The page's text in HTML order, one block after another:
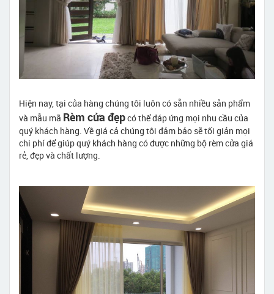
Hiện nay, tại của hàng chúng tôi luôn có sẵn nhiều sản phẩm
và mẫu mã Rèm cửa đẹpcó thể đáp ứng mọi nhu cầu của
quý khách hàng. Về giá cả chúng tôi đảm bảo sẽ tối giản mọi
chi phí để giúp quý khách hàng có được những bộ rèm cửa giá
rẻ, đẹp và chất lượng.